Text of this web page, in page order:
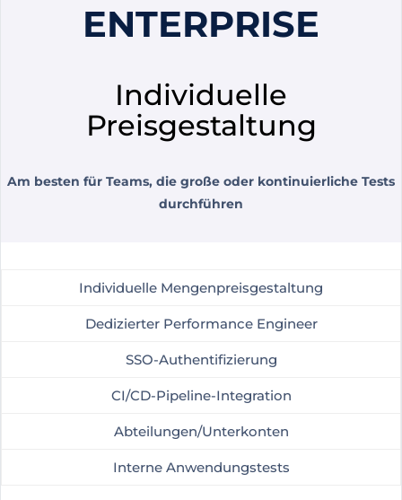
ENTERPRISE
Individuelle
Preisgestaltung
Am besten für Teams, die große oder kontinuierliche Tests
durchführen
Individuelle Mengenpreisgestaltung
Dedizierter Performance Engineer
SSO-Authentifizierung
CI/CD-Pipeline-Integration
Abteilungen/Unterkonten
Interne Anwendungstests